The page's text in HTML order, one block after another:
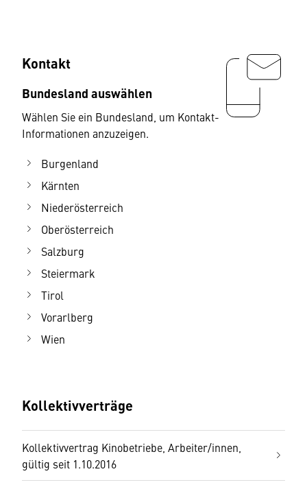
Kontakt
Bundesland auswählen
Wählen Sie ein Bundesland, um Kontakt-
Informationen anzuzeigen.
Burgenland
Kärnten
Niederösterreich
Oberösterreich
Salzburg
Steiermark
Tirol
Vorarlberg
Wien
Kollektivverträge
Kollektivvertrag Kinobetriebe, Arbeiter/innen,
gültig seit 1.10.2016